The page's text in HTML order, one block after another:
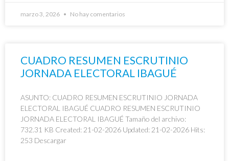
marzo 3, 2026 No hay comentarios
CUADRO RESUMEN ESCRUTINIO
JORNADA ELECTORAL IBAGUÉ
ASUNTO: CUADRO RESUMEN ESCRUTINIO JORNADA
ELECTORAL IBAGUÉ CUADRO RESUMEN ESCRUTINIO
JORNADA ELECTORAL IBAGUÉ Tamaño del archivo:
732.31 KB Created: 21-02-2026 Updated: 21-02-2026 Hits:
253 Descargar